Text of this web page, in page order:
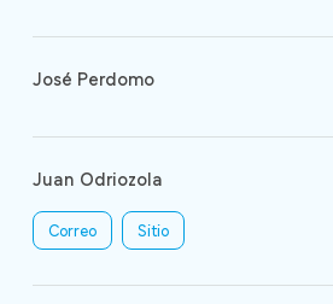
José Perdomo
Juan Odriozola
Correo Sitio